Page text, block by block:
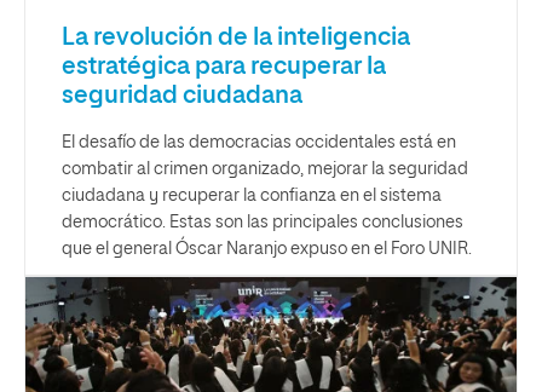
La revolución de la inteligencia
estratégica para recuperar la
seguridad ciudadana
El desafío de las democracias occidentales está en
combatir al crimen organizado, mejorar la seguridad
ciudadana y recuperar la confianza en el sistema
democrático. Estas son las principales conclusiones
que el general Óscar Naranjo expuso en el Foro UNIR.